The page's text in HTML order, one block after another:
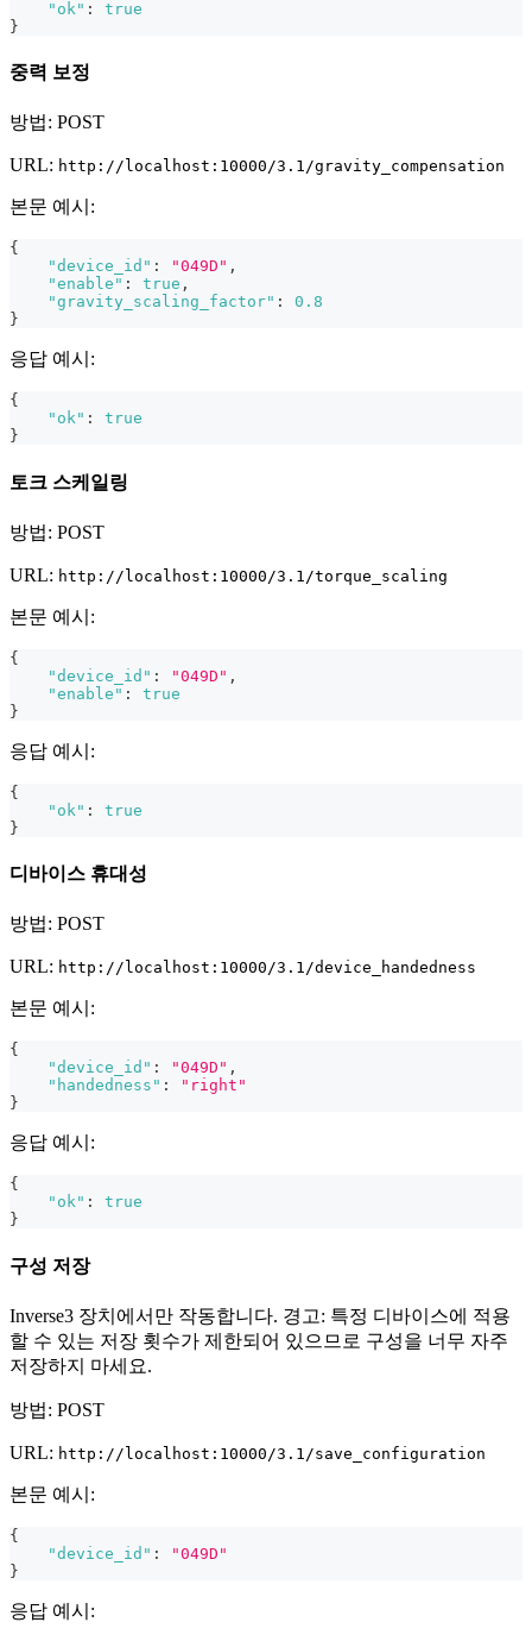
"ok" :
true
}
중력 보정
방법: POST
URL: http://localhost:10000/3.1/gravity_compensation
본문 예시:
{
"device_id" : "049D" ,
"enable" : true ,
"gravity_scaling_factor" :
0.8
}
응답 예시:
{
"ok" :
true
}
토크 스케일링
방법: POST
URL: http://localhost:10000/3.1/torque_scaling
본문 예시:
{
"device_id" : "049D" ,
"enable" :
true
}
응답 예시:
{
"ok" :
true
}
디바이스 휴대성
방법: POST
URL: http://localhost:10000/3.1/device_handedness
본문 예시:
{
"device_id" : "049D" ,
"handedness" :
"right"
}
응답 예시:
{
"ok" :
true
}
구성 저장
Inverse3 장치에서만 작동합니다. 경고: 특정 디바이스에 적용
할 수 있는 저장 횟수가 제한되어 있으므로 구성을 너무 자주
저장하지 마세요.
방법: POST
URL: http://localhost:10000/3.1/save_configuration
본문 예시:
{
"device_id" :
"049D"
}
응답 예시: